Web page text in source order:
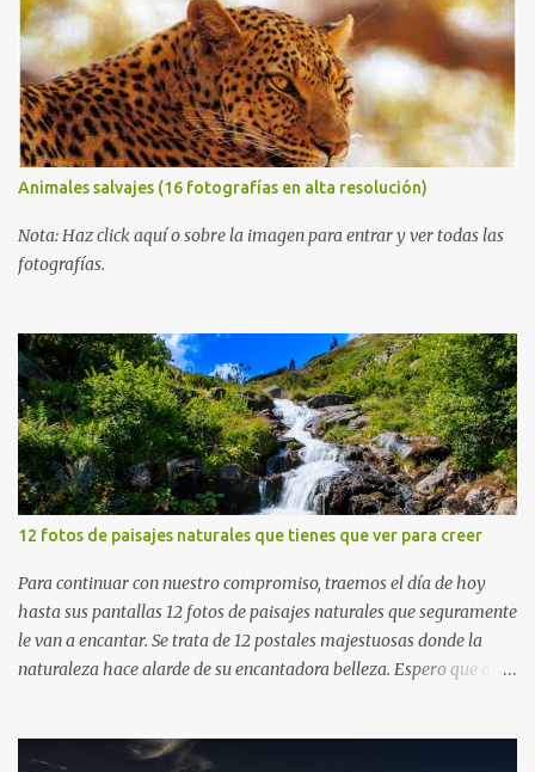
Animales salvajes (16 fotografías en alta resolución)
Nota: Haz click aquí o sobre la imagen para entrar y ver todas las
fotografías.
12 fotos de paisajes naturales que tienes que ver para creer
Para continuar con nuestro compromiso, traemos el día de hoy
hasta sus pantallas 12 fotos de paisajes naturales que seguramente
le van a encantar. Se trata de 12 postales majestuosas donde la
naturaleza hace alarde de su encantadora belleza. Espero que al
los ríos de agua viva, lagos, bosques y cascadas, son algunos de los